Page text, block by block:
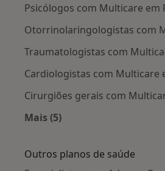
Psicólogos com Multicare em
Otorrinolaringologistas com
Traumatologistas com
Cardiologistas com Multicare
Cirurgiões gerais com
Mais (5)
Outros planos de saúde